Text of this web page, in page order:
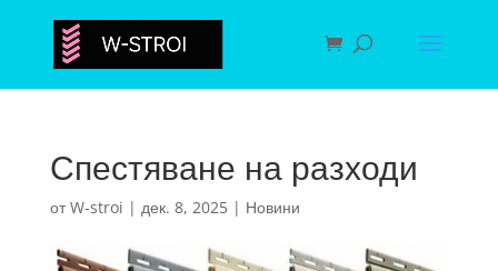
Спестяване на разходи
отW-stroi | дек. 8, 2025| Новини